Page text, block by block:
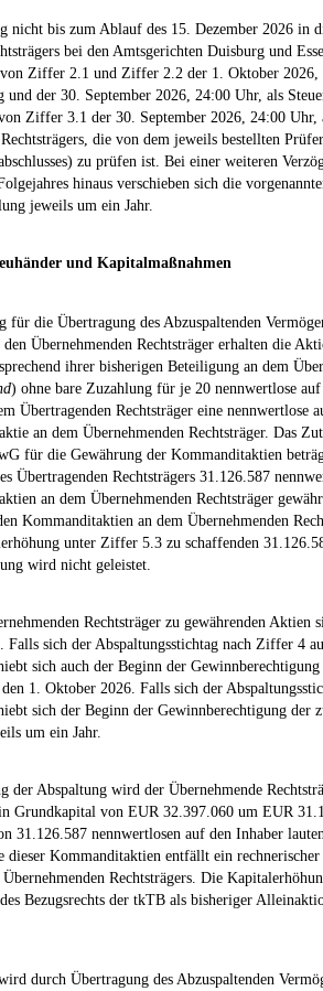
nicht bis zum Ablauf des 15. Dezember 2026 in
bei den Amtsgerichten Duisburg und
von Ziffer 2.1 und Ziffer 2.2 der 1. Oktober 2026,
und der 30. September 2026, 24:00 Uhr, als
Ziffer 3.1 der 30. September 2026, 24:00 Uhr,
die von dem jeweils bestellten
zu prüfen ist. Bei einer weiteren
hinaus verschieben sich die
jeweils um ein Jahr.
und Kapitalmaßnahmen
für die Übertragung des Abzuspaltenden
den Übernehmenden Rechtsträger erhalten die
ihrer bisherigen Beteiligung an dem
) ohne bare Zuzahlung für je 20 nennwertlose
Übertragenden Rechtsträger eine nennwertlose
an dem Übernehmenden Rechtsträger. Das
für die Gewährung der Kommanditaktien
Übertragenden Rechtsträgers 31.126.587
an dem Übernehmenden Rechtsträger
Kommanditaktien an dem Übernehmenden
unter Ziffer 5.3 zu schaffenden
wird nicht geleistet.
Rechtsträger zu gewährenden Aktien
Falls sich der Abspaltungsstichtag nach Ziffer 4
sich auch der Beginn der
den 1. Oktober 2026. Falls sich der
sich der Beginn der Gewinnberechtigung der
um ein Jahr.
der Abspaltung wird der Übernehmende
Grundkapital von EUR 32.397.060 um EUR
31.126.587 nennwertlosen auf den Inhaber
dieser Kommanditaktien entfällt ein
Rechtsträgers. Die
Bezugsrechts der tkTB als bisheriger
durch Übertragung des Abzuspaltenden